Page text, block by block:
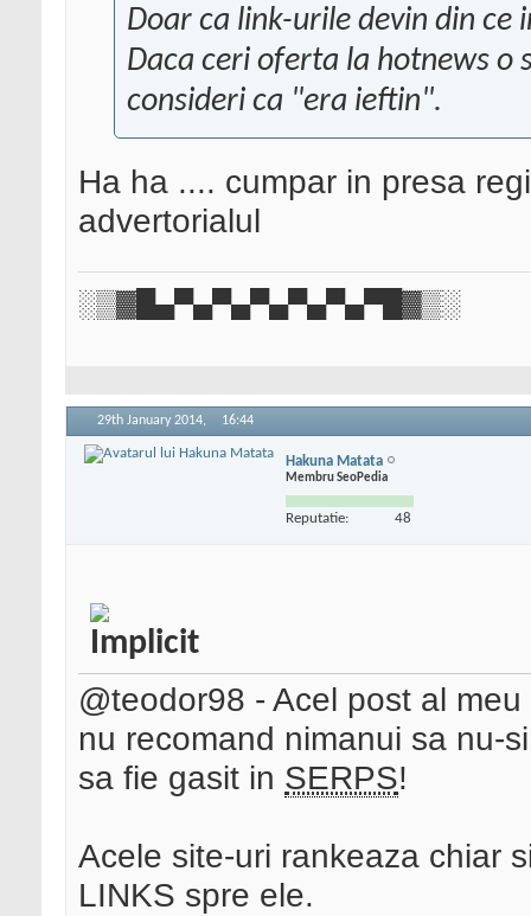
Doar ca link-urile devin din ce
Daca ceri oferta la hotnews o
consideri ca "era ieftin".
Ha ha .... cumpar in presa
advertorialul
░▒▓█▄▀▄▀▄▀▄▀▄▀▄▀█▓▒░
29th January 2014, 16:44
Hakuna Matata
Membru SeoPedia
Reputatie: 48
@teodor98 - Acel post al
nu recomand nimanui sa nu-
sa fie gasit in SERPS!
Acele site-uri rankeaza chiar
LINKS spre ele.